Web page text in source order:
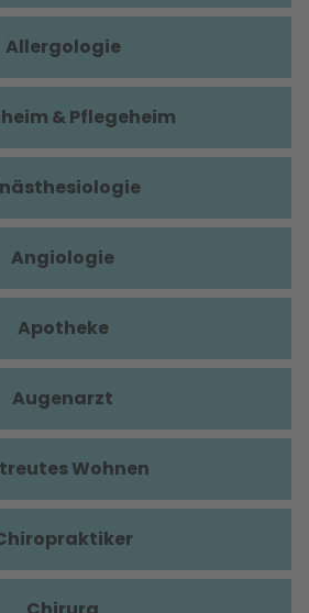
Allergologie
& Pflegeheim
Angiologie
Apotheke
Augenarzt
Wohnen